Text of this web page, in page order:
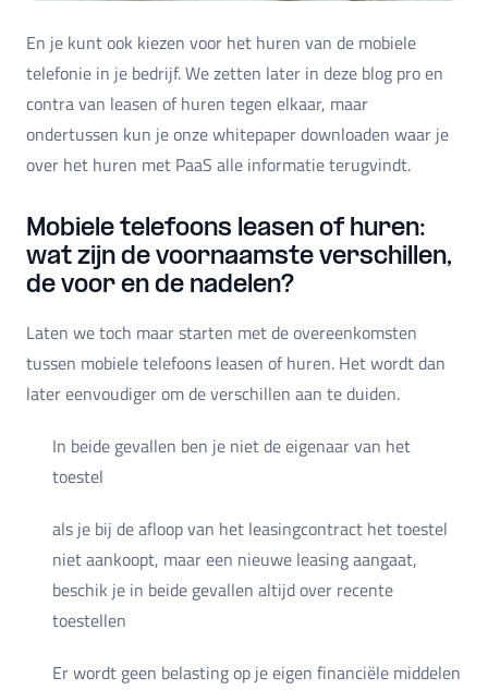
En je kunt ook kiezen voor het huren van de mobiele
telefonie in je bedrijf. We zetten later in deze blog pro en
contra van leasen of huren tegen elkaar, maar
ondertussen kun je onze whitepaper downloaden waar je
over het huren met PaaS alle informatie terugvindt.
Mobiele telefoons leasen of huren:
wat zijn de voornaamste verschillen,
de voor en de nadelen?
Laten we toch maar starten met de overeenkomsten
tussen mobiele telefoons leasen of huren. Het wordt dan
later eenvoudiger om de verschillen aan te duiden.
In beide gevallen ben je niet de eigenaar van het
toestel
als je bij de afloop van het leasingcontract het toestel
niet aankoopt, maar een nieuwe leasing aangaat,
beschik je in beide gevallen altijd over recente
toestellen
Er wordt geen belasting op je eigen financiële middelen